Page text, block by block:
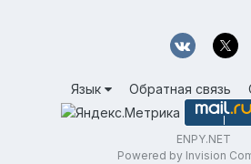
Язык Обратная связь
ENPY.NET
Powered by Invision